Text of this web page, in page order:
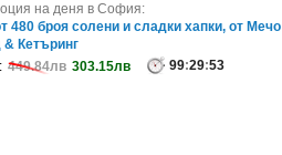
на деня в София:
Pro" със 110 броя солени и сладки
коктейлни хапки в 4 пла..
254.16лв 68.36лв 99:29:57
на деня в София:
480 броя солени и сладки хапки, от Мечо
Кетъринг
449.84лв 303.15лв 99:29:53